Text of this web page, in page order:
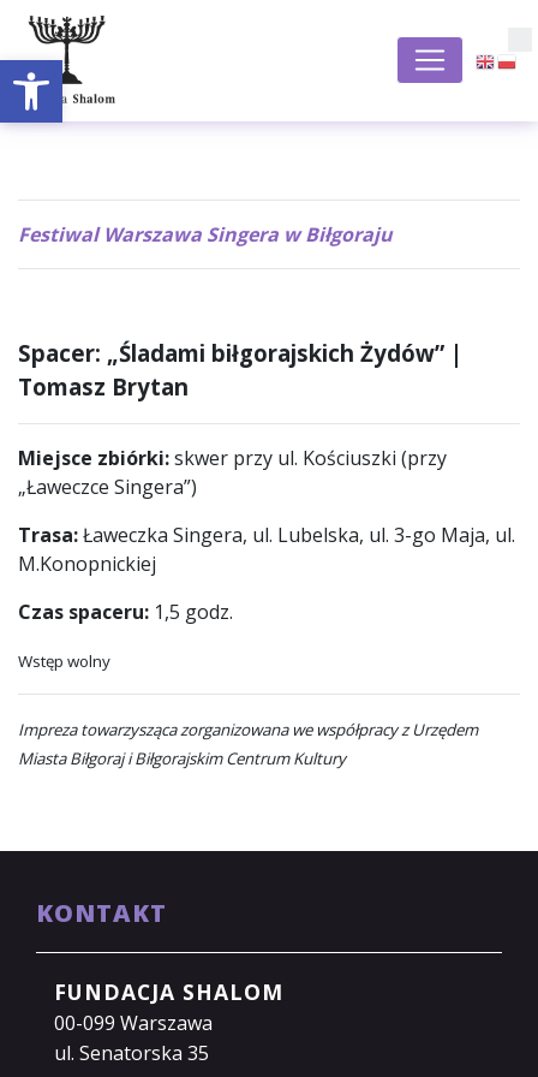
Otwórz pasek narzędzi
Festiwal Warszawa Singera w Biłgoraju
Spacer: „Śladami biłgorajskich Żydów” |
Tomasz Brytan
Miejsce zbiórki:skwer przy ul. Kościuszki (przy
„Ławeczce Singera”)
Trasa:Ławeczka Singera, ul. Lubelska, ul. 3-go Maja, ul.
M.Konopnickiej
Czas spaceru: 1,5 godz.
Wstęp wolny
Impreza towarzysząca zorganizowana we współpracy z Urzędem
Miasta Biłgoraj i Biłgorajskim Centrum Kultury
KONTAKT
FUNDACJA SHALOM
00-099 Warszawa
ul. Senatorska 35